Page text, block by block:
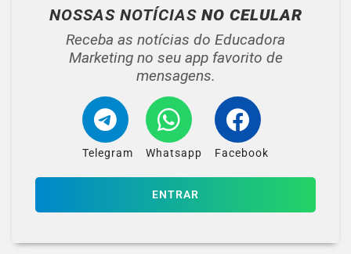
NOSSAS NOTÍCIAS NO CELULAR
Receba as notícias do Educadora
Marketing no seu app favorito de
mensagens.
Telegram Whatsapp Facebook
ENTRAR